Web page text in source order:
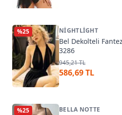
%25 NIGHTLIGHT
Bel Dekolteli
3286
945,21 TL
586,69 TL
%25 BELLA NOTTE